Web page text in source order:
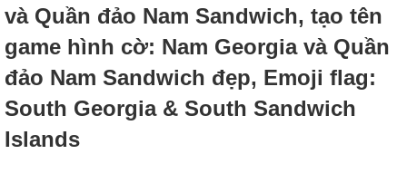
và Quần đảo Nam Sandwich, tạo tên
game hình cờ: Nam Georgia và Quần
đảo Nam Sandwich đẹp, Emoji flag:
South Georgia & South Sandwich
Islands